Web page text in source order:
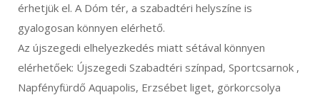
érhetjük el. A Dóm tér, a szabadtéri helyszíne is
gyalogosan könnyen elérhető.
Az újszegedi elhelyezkedés miatt sétával könnyen
elérhetőek: Újszegedi Szabadtéri színpad, Sportcsarnok ,
Napfényfürdő Aquapolis, Erzsébet liget, görkorcsolya